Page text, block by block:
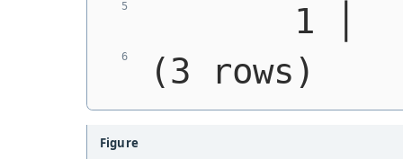
1 │
(3 rows)
Figure